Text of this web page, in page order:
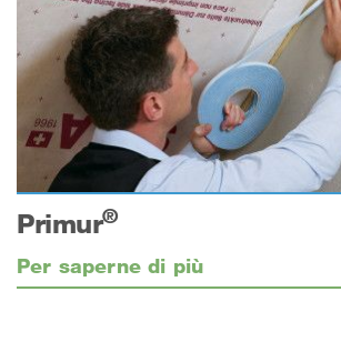
Primur®
Per saperne di più